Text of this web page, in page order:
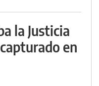
la Justicia
en